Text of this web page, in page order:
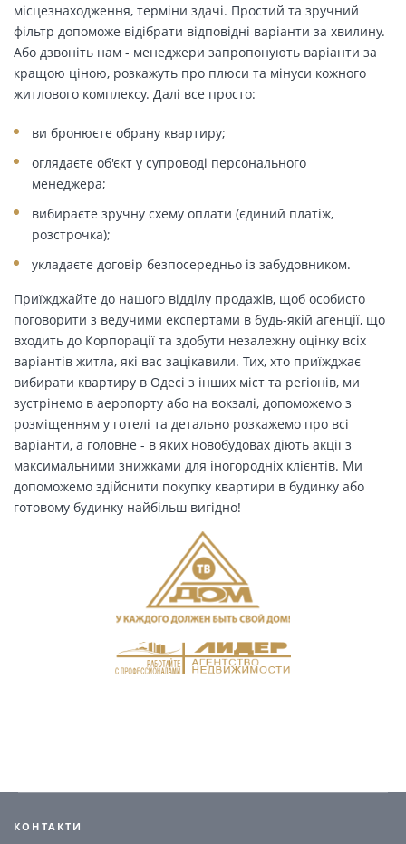
місцезнаходження, терміни здачі. Простий та зручний
фільтр допоможе відібрати відповідні варіанти за хвилину.
Або дзвоніть нам - менеджери запропонують варіанти за
кращою ціною, розкажуть про плюси та мінуси кожного
житлового комплексу. Далі все просто:
ви бронюєте обрану квартиру;
оглядаєте об'єкт у супроводі персонального
менеджера;
вибираєте зручну схему оплати (єдиний платіж,
розстрочка);
укладаєте договір безпосередньо із забудовником.
Приїжджайте до нашого відділу продажів, щоб особисто
поговорити з ведучими експертами в будь-якій агенції, що
входить до Корпорації та здобути незалежну оцінку всіх
варіантів житла, які вас зацікавили. Тих, хто приїжджає
вибирати квартиру в Одесі з інших міст та регіонів, ми
зустрінемо в аеропорту або на вокзалі, допоможемо з
розміщенням у готелі та детально розкажемо про всі
варіанти, а головне - в яких новобудовах діють акції з
максимальними знижками для іногородніх клієнтів. Ми
допоможемо здійснити покупку квартири в будинку або
готовому будинку найбільш вигідно!
КОНТАКТИ